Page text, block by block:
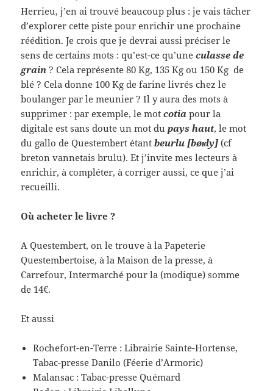
Herrieu, j’en ai trouvé beaucoup plus : je vais tâcher
d’explorer cette piste pour enrichir une prochaine
réédition. Je crois que je devrai aussi préciser le
sens de certains mots : qu’est-ce qu’uneculasse de
grain? Cela représente 80 Kg, 135 Kg ou 150 Kg de
blé ? Cela donne 100 Kg de farine livrés chez le
boulanger par le meunier ? Il y aura des mots à
supprimer : par exemple, le motcotia pour la
digitale est sans doute un mot dupays haut, le mot
du gallo de Questembert étantbeurlu [bøʁly] (cf
breton vannetais brulu). Et j’invite mes lecteurs à
enrichir, à compléter, à corriger aussi, ce que j’ai
recueilli.
Où acheter le livre ?
A Questembert, on le trouve à la Papeterie
Questembertoise, à la Maison de la presse, à
Carrefour, Intermarché pour la (modique) somme
de 14€.
Et aussi
Rochefort-en-Terre : Librairie Sainte-Hortense,
Tabac-presse Danilo (Féerie d’Armoric)
Malansac : Tabac-presse Quémard